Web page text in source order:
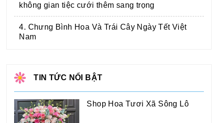
không gian tiệc cưới thêm sang trọng
4. Chưng Bình Hoa Và Trái Cây Ngày Tết Việt
Nam
TIN TỨC NỔI BẬT
Shop Hoa Tươi Xã Sông Lô